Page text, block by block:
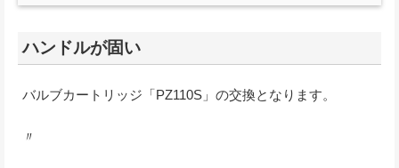
ハンドルが固い
バルブカートリッジ「PZ110S」の交換となります。
〃